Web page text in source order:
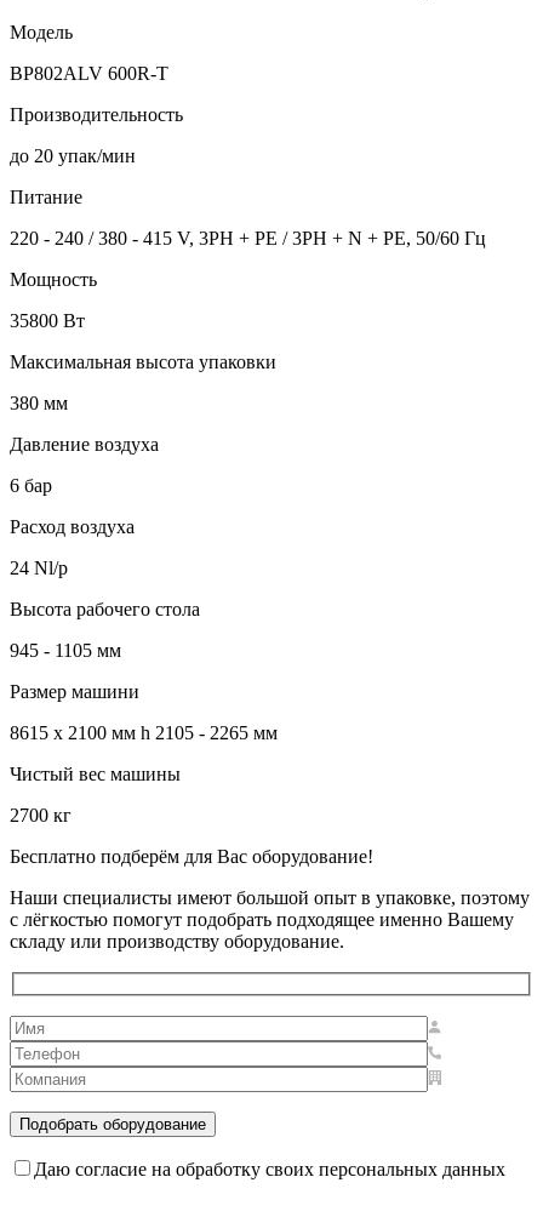
Модель
BP802ALV 600R-T
Производительность
до 20 упак/мин
Питание
220 - 240 / 380 - 415 V, 3PH + PE / 3PH + N + PE, 50/60 Гц
Мощность
35800 Вт
Максимальная высота упаковки
380 мм
Давление воздуха
6 бар
Расход воздуха
24 Nl/p
Высота рабочего стола
945 - 1105 мм
Размер машини
8615 x 2100 мм h 2105 - 2265 мм
Чистый вес машины
2700 кг
Бесплатно подберём для Вас оборудование!
Наши специалисты имеют большой опыт в упаковке, поэтому
с лёгкостью помогут подобрать подходящее именно Вашему
складу или производству оборудование.
Даю согласие на обработку своих персональных данных